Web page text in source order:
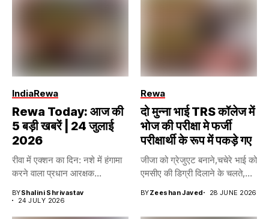
IndiaRewa
Rewa Today: आज की
5 बड़ी खबरें | 24 जुलाई
2026
रीवा में एक्शन का दिन: नशे में हंगामा
करने वाला प्रधान आरक्षक...
BYShalini Shrivastav
24 JULY 2026
Rewa
दो मुन्ना भाई TRS कॉलेज में
भोज की परीक्षा मे फर्जी
परीक्षार्थी के रूप में पकड़े गए
जीजा को ग्रेजुएट बनाने,चचेरे भाई को
एमसीए की डिग्री दिलाने के चलते,...
BYZeeshan Javed 28 JUNE 2026